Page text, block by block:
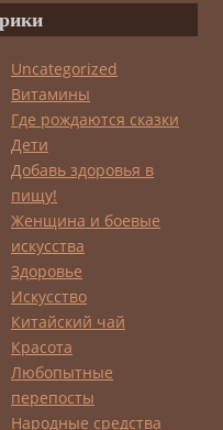
Вот
я
все
пишу
о
своем
пути
в
спорте,
о
скромных
успехах
рассказываю,
рекомендую
что-
то.
Но
есть
Uncategorized
Витамины
Где рождаются сказки
Дети
Добавь здоровья в
пищу!
Женщина и боевые
искусства
Здоровье
Искусство
Китайский чай
Красота
Любопытные
перепосты
Народные средства